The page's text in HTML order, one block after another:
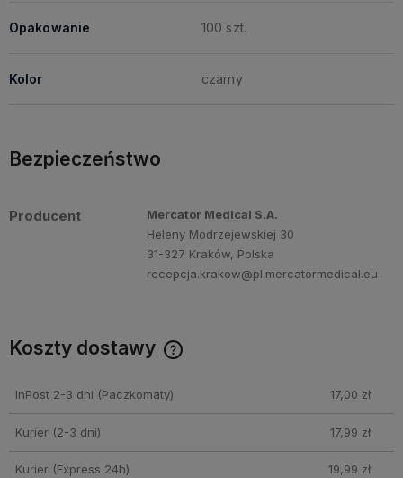
Opakowanie 100 szt.
Kolor czarny
Bezpieczeństwo
Producent
Mercator Medical S.A.
Heleny Modrzejewskiej 30
31-327 Kraków, Polska
recepcja.krakow@pl.mercatormedical.eu
Koszty dostawy
InPost 2-3 dni (Paczkomaty) 17,00 zł
Kurier (2-3 dni) 17,99 zł
Kurier (Express 24h) 19,99 zł